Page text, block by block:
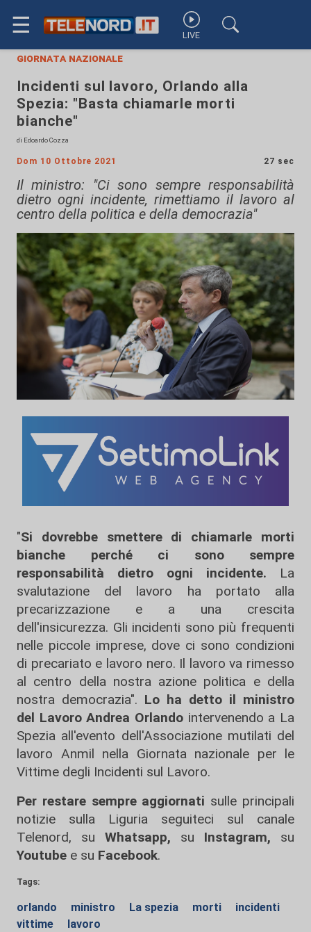
☰ LIVE
giornata nazionale
Incidenti sul lavoro, Orlando alla
Spezia: "Basta chiamarle morti
bianche"
di Edoardo Cozza
Dom 10 Ottobre 2021 27 sec
Il ministro: "Ci sono sempre responsabilità
dietro ogni incidente, rimettiamo il lavoro al
centro della politica e della democrazia"
"Si dovrebbe smettere di chiamarle morti
bianche perché ci sono sempre
responsabilità dietro ogni incidente. La
svalutazione del lavoro ha portato alla
precarizzazione e a una crescita
dell'insicurezza. Gli incidenti sono più frequenti
nelle piccole imprese, dove ci sono condizioni
di precariato e lavoro nero. Il lavoro va rimesso
al centro della nostra azione politica e della
nostra democrazia". Lo ha detto il ministro
del Lavoro Andrea Orlando intervenendo a La
Spezia all'evento dell'Associazione mutilati del
lavoro Anmil nella Giornata nazionale per le
Vittime degli Incidenti sul Lavoro.
Per restare sempre aggiornati sulle principali
notizie sulla Liguria seguiteci sul canale
Telenord, su
Whatsapp, su Instagram, su
Youtube e su Facebook.
Tags:
orlando ministro La spezia morti
incidenti
vittime
lavoro